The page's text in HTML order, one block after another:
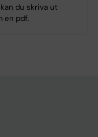
du skriva ut
en pdf.